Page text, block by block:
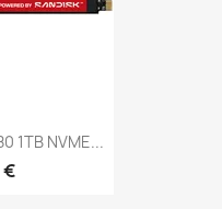
1TB NVME...
€